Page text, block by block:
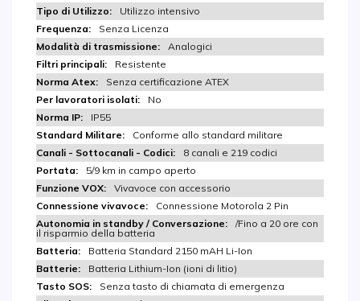
Utilizzo intensivo
Senza Licenza
Analogici
Resistente
Senza certificazione ATEX
No
IP55
Conforme allo standard militare
8 canali e 219 codici
5/9 km in campo aperto
Vivavoce con accessorio
Connessione Motorola 2 Pin
/Fino a 20 ore con
il risparmio della batteria
Batteria Standard 2150 mAH Li-Ion
Batteria Lithium-Ion (ioni di litio)
Senza tasto di chiamata di emergenza